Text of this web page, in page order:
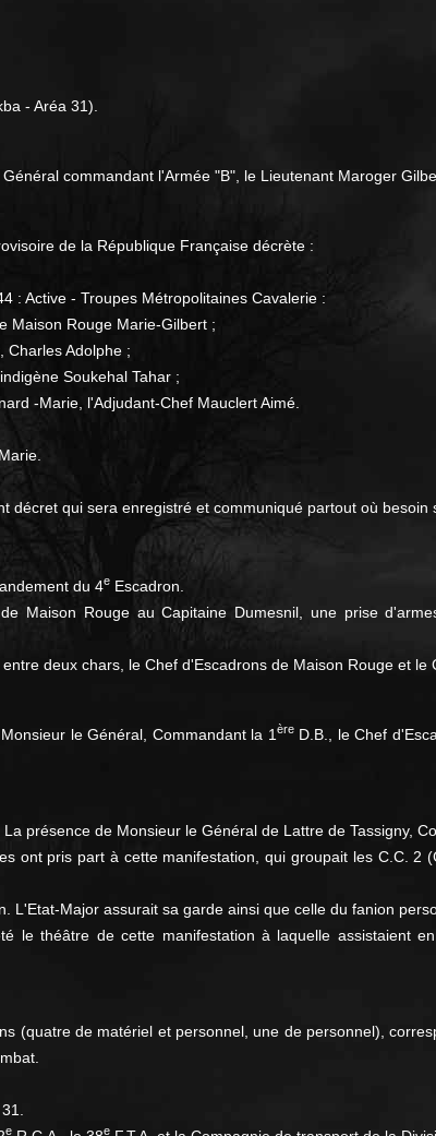
- Aréa 31).
commandant l'Armée "B", le Lieutenant Maroger
de la République Française décrète :
: Active - Troupes Métropolitaines Cavalerie :
Maison Rouge Marie-Gilbert ;
Charles Adolphe ;
Soukehal Tahar ;
-Marie, l'Adjudant-Chef Mauclert Aimé.
qui sera enregistré et communiqué partout où besoin
du 4e Escadron.
Maison Rouge au Capitaine Dumesnil, une prise
deux chars, le Chef d'Escadrons de Maison Rouge et
le Général, Commandant la 1 èreD.B., le Chef
présence de Monsieur le Général de Lattre de Tassigny,
ont pris part à cette manifestation, qui groupait les C.C.
L'Etat-Major assurait sa garde ainsi que celle du fanion
le théâtre de cette manifestation à laquelle assistaient
(quatre de matériel et personnel, une de personnel),
e e